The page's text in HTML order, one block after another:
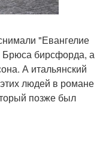
"Евангелие
бирсфорда, а
А итальянский
людей в романе
позже был